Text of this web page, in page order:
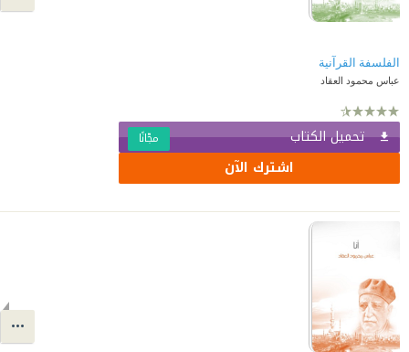
الفلسفة القرآنية
عباس محمود العقاد
تحميل الكتاب مجّانًا
اشترك الآن